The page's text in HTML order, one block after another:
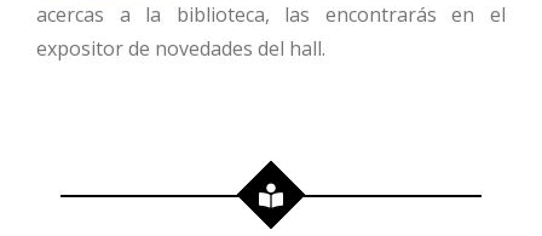
acercas a la biblioteca, las encontrarás en el
expositor de novedades del hall.